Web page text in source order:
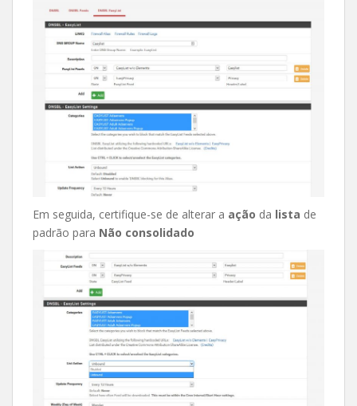
Em seguida, certifique-se de alterar a ação da lista de
padrão para Não consolidado